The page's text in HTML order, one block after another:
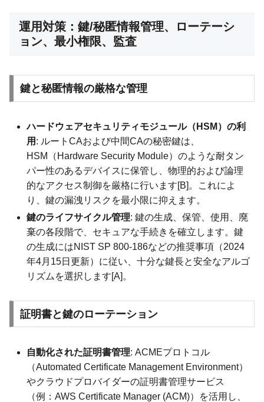
運用対策：鍵/秘匿情報管理、ローテーシ
ョン、最小権限、監査
鍵と秘匿情報の厳格な管理
ハードウェアセキュリティモジュール（HSM）の利
用 : ルートCAおよび中間CAの秘密鍵は、
HSM（Hardware Security Module）のような耐タン
パー性のあるデバイスに保管し、物理的および論理
的なアクセス制御を厳格に行います[B]。これによ
り、鍵の漏洩リスクを最小限に抑えます。
鍵のライフサイクル管理: 鍵の生成、保管、使用、廃
棄の各段階で、セキュアな手続きを確立します。鍵
の生成にはNIST SP 800-186などの推奨事項（2024
年4月15日更新）に従い、十分な鍵長と安全なアルゴ
リズムを選択します[A]。
証明書と鍵のローテーション
自動化された証明書管理: ACMEプロトコル
（Automated Certificate Management Environment）
やクラウドプロバイダーの証明書管理サービス
（例：AWS Certificate Manager (ACM)）を活用し、